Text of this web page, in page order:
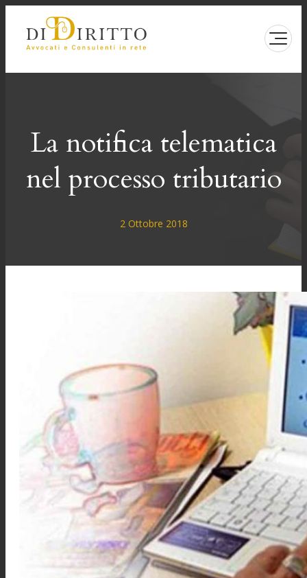
contenuto
La notifica telematica
nel processo tributario
2 Ottobre 2018